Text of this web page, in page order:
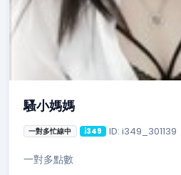
騷小媽媽
一對多忙線中 i349 ID: i349_301139
一對多點數